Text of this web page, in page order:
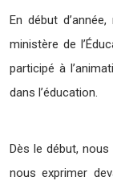
En début
ministère de
participé à
dans l’éducation.
Dès le début,
nous exprimer